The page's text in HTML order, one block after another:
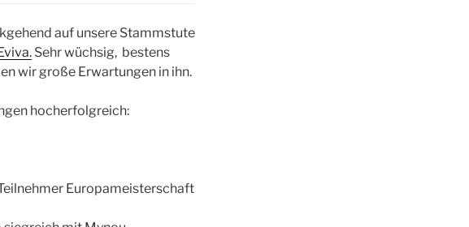
auf unsere Stammstute
Sehr wüchsig, bestens
wir große Erwartungen in ihn.
hocherfolgreich:
Europameisterschaft